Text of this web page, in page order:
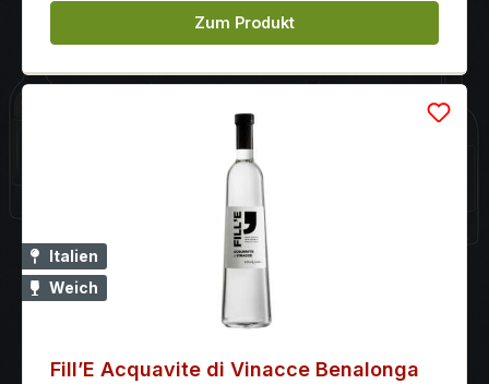
Zum Produkt
Italien
Weich
Fill’E Acquavite di Vinacce Benalonga